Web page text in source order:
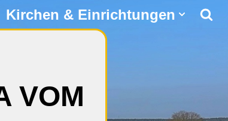
Kirchen & Einrichtungen
VOM